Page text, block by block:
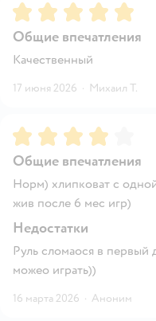
Рейтинг:5
Общие впечатления
Качественный
17 июня 2026 · Михаил Т.
Рейтинг:4
Общие впечатления
Норм) хлипковат с
жив после 6 мес игр)
Недостатки
Руль сломаося в первый
можео играть))
16 марта 2026 · Аноним